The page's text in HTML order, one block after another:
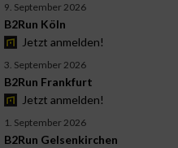
9. September 2026
B2Run Köln
Jetzt anmelden!
3. September 2026
B2Run Frankfurt
Jetzt anmelden!
1. September 2026
B2Run Gelsenkirchen